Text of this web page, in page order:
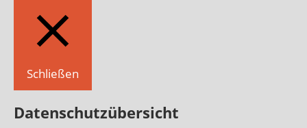
Schließen
Datenschutzübersicht